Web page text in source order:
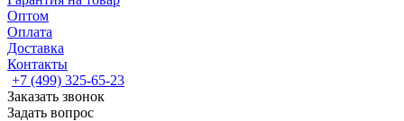
Оптом
Оплата
Доставка
Контакты
+7 (499) 325-65-23
Заказать звонок
Задать вопрос